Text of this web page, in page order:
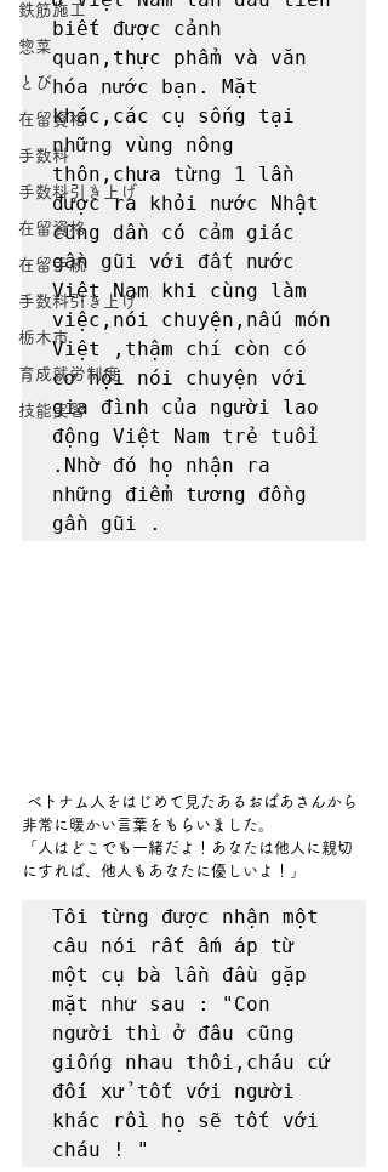
鉄筋施工
惣菜
とび
在留資格
手数料
手数料引き上げ
在留資格
在留手続
手数料引き上げ
栃木市
育成就労制度
技能実習
biết được cảnh
quan,thực phẩm và văn
hóa nước bạn. Mặt
khác,các cụ sống tại
những vùng nông
thôn,chưa từng 1 lần
được ra khỏi nước Nhật
cũng dần có cảm giác
gần gũi với đất nước
Việt Nam khi cùng làm
việc,nói chuyện,nấu món
Việt ,thậm chí còn có
cơ hội nói chuyện với
gia đình của người lao
động Việt Nam trẻ tuổi
.Nhờ đó họ nhận ra
những điểm tương đồng
gần gũi .
非常に暖かい言葉をもらいました。
「人はどこでも一緒だよ！あなたは他人に親切
にすれば、他人もあなたに優しいよ！」
Tôi từng được nhận một
câu nói rất ấm áp từ
một cụ bà lần đầu gặp
mặt như sau : "Con
người thì ở đâu cũng
giống nhau thôi,cháu cứ
đối xử tốt với người
khác rồi họ sẽ tốt với
cháu ! "